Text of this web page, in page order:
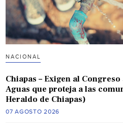
NACIONAL
Chiapas – Exigen al
Aguas que proteja a las
Heraldo de Chiapas)
07 AGOSTO 2026